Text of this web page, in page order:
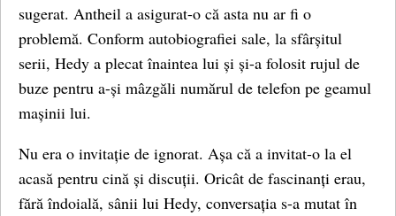
sugerat. Antheil a asigurat-o că asta nu ar fi o
problemă. Conform autobiografiei sale, la sfârșitul
serii, Hedy a plecat înaintea lui și și-a folosit rujul de
buze pentru a-și mâzgăli numărul de telefon pe geamul
mașinii lui.
Nu era o invitație de ignorat. Așa că a invitat-o la el
acasă pentru cină și discuții. Oricât de fascinanți erau,
fără îndoială, sânii lui Hedy, conversația s-a mutat în